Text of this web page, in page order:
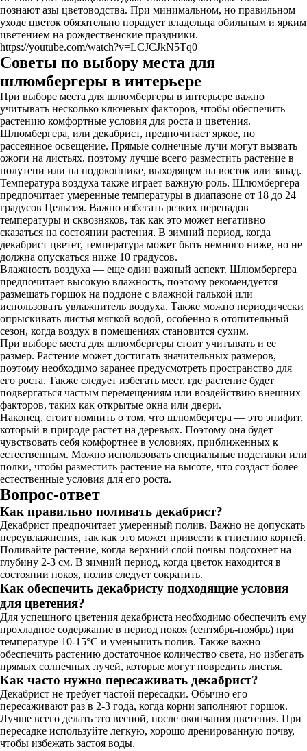
познают азы цветоводства. При минимальном, но правильном
уходе цветок обязательно порадует владельца обильным и ярким
цветением на рождественские праздники.
https://youtube.com/watch?v=LCJCJkN5Tq0
Советы по выбору места для
шлюмбергеры в интерьере
При выборе места для шлюмбергеры в интерьере важно
учитывать несколько ключевых факторов, чтобы обеспечить
растению комфортные условия для роста и цветения.
Шлюмбергера, или декабрист, предпочитает яркое, но
рассеянное освещение. Прямые солнечные лучи могут вызвать
ожоги на листьях, поэтому лучше всего разместить растение в
полутени или на подоконнике, выходящем на восток или запад.
Температура воздуха также играет важную роль. Шлюмбергера
предпочитает умеренные температуры в диапазоне от 18 до 24
градусов Цельсия. Важно избегать резких перепадов
температуры и сквозняков, так как это может негативно
сказаться на состоянии растения. В зимний период, когда
декабрист цветет, температура может быть немного ниже, но не
должна опускаться ниже 10 градусов.
Влажность воздуха — еще один важный аспект. Шлюмбергера
предпочитает высокую влажность, поэтому рекомендуется
размещать горшок на поддоне с влажной галькой или
использовать увлажнитель воздуха. Также можно периодически
опрыскивать листья мягкой водой, особенно в отопительный
сезон, когда воздух в помещениях становится сухим.
При выборе места для шлюмбергеры стоит учитывать и ее
размер. Растение может достигать значительных размеров,
поэтому необходимо заранее предусмотреть пространство для
его роста. Также следует избегать мест, где растение будет
подвергаться частым перемещениям или воздействию внешних
факторов, таких как открытые окна или двери.
Наконец, стоит помнить о том, что шлюмбергера — это эпифит,
который в природе растет на деревьях. Поэтому она будет
чувствовать себя комфортнее в условиях, приближенных к
естественным. Можно использовать специальные подставки или
полки, чтобы разместить растение на высоте, что создаст более
естественные условия для его роста.
Вопрос-ответ
Как правильно поливать декабрист?
Декабрист предпочитает умеренный полив. Важно не допускать
переувлажнения, так как это может привести к гниению корней.
Поливайте растение, когда верхний слой почвы подсохнет на
глубину 2-3 см. В зимний период, когда цветок находится в
состоянии покоя, полив следует сократить.
Как обеспечить декабристу подходящие условия
для цветения?
Для успешного цветения декабриста необходимо обеспечить ему
прохладное содержание в период покоя (сентябрь-ноябрь) при
температуре 10-15°C и уменьшить полив. Также важно
обеспечить растению достаточное количество света, но избегать
прямых солнечных лучей, которые могут повредить листья.
Как часто нужно пересаживать декабрист?
Декабрист не требует частой пересадки. Обычно его
пересаживают раз в 2-3 года, когда корни заполняют горшок.
Лучше всего делать это весной, после окончания цветения. При
пересадке используйте легкую, хорошо дренированную почву,
чтобы избежать застоя воды.